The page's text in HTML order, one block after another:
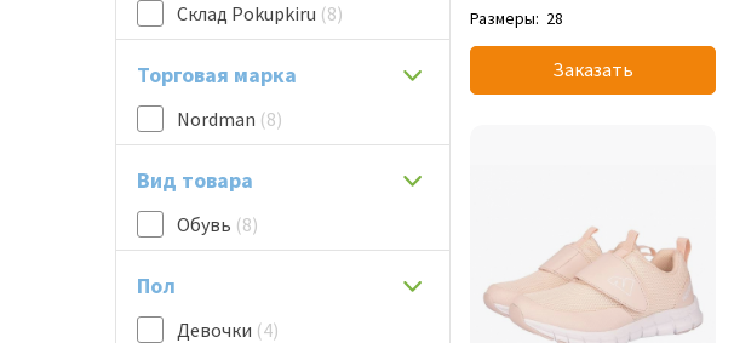
Склад Pokupkiru (8)
Торговая марка
Nordman (8)
Вид товара
Обувь (8)
Пол
Девочки (4)
Размеры: 28
Заказать